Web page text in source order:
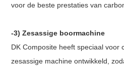
voor de beste prestaties van
-3) Zesassige boormachine
DK Composite heeft speciaal voor
zesassige machine ontwikkeld,